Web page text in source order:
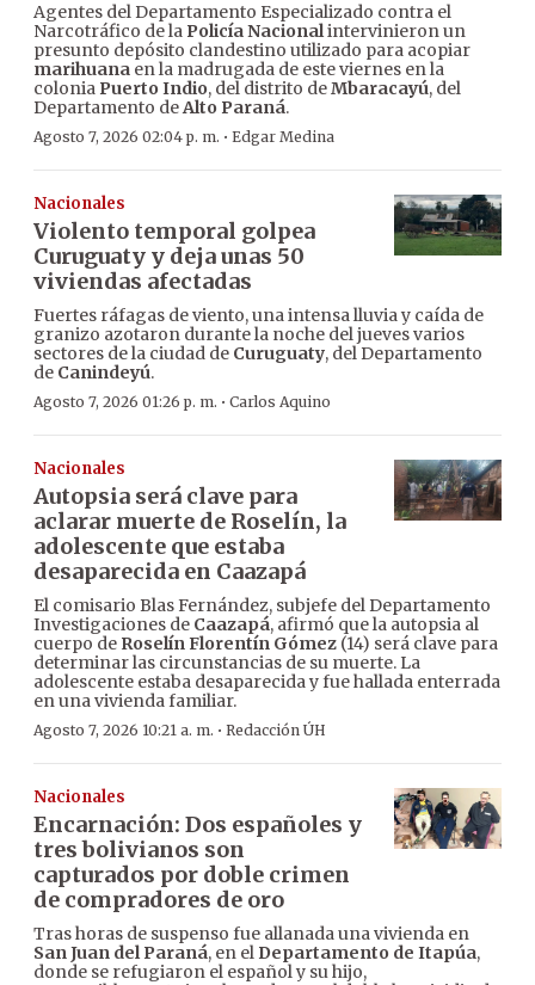
Agentes del Departamento Especializado contra el
Narcotráfico de la Policía Nacionalintervinieron un
presunto depósito clandestino utilizado para acopiar
marihuana en la madrugada de este viernes en la
colonia Puerto Indio, del distrito deMbaracayú, del
Departamento deAlto Paraná.
Agosto 7, 2026 02:04 p. m. · Edgar Medina
Nacionales
Violento temporal golpea
Curuguaty y deja unas 50
viviendas afectadas
Fuertes ráfagas de viento, una intensa lluvia y caída de
granizo azotaron durante la noche del jueves varios
sectores de la ciudad de Curuguaty, del Departamento
de Canindeyú.
Agosto 7, 2026 01:26 p. m. · Carlos Aquino
Nacionales
Autopsia será clave para
aclarar muerte de Roselín, la
adolescente que estaba
desaparecida en Caazapá
El comisario Blas Fernández, subjefe del Departamento
Investigaciones de Caazapá, afirmó que la autopsia al
cuerpo de Roselín Florentín Gómez (14) será clave para
determinar las circunstancias de su muerte. La
adolescente estaba desaparecida y fue hallada enterrada
en una vivienda familiar.
Agosto 7, 2026 10:21 a. m. · Redacción ÚH
Nacionales
Encarnación: Dos españoles y
tres bolivianos son
capturados por doble crimen
de compradores de oro
Tras horas de suspenso fue allanada una vivienda en
San Juan del Paraná, en el Departamento de Itapúa,
donde se refugiaron el español y su hijo,